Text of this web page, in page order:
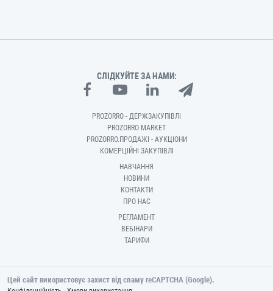
СЛІДКУЙТЕ ЗА НАМИ:
PROZORRO - ДЕРЖЗАКУПІВЛІ
PROZORRO MARKET
PROZORRO.ПРОДАЖІ - АУКЦІОНИ
КОМЕРЦІЙНІ ЗАКУПІВЛІ
НАВЧАННЯ
НОВИНИ
КОНТАКТИ
ПРО НАС
РЕГЛАМЕНТ
ВЕБІНАРИ
ТАРИФИ
Цей сайт використовує захист від спаму reCAPTCHA (Google).